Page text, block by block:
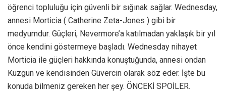
öğrenci topluluğu için güvenli bir sığınak sağlar. Wednesday,
annesi Morticia ( Catherine Zeta-Jones ) gibi bir
medyumdur. Güçleri, Nevermore’a katılmadan yaklaşık bir yıl
önce kendini göstermeye başladı. Wednesday nihayet
Morticia ile güçleri hakkında konuştuğunda, annesi ondan
Kuzgun ve kendisinden Güvercin olarak söz eder. İşte bu
konuda bilmeniz gereken her şey. ÖNCEKİ SPOİLER.